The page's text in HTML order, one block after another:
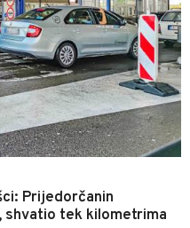
Prijedorčanin
shvatio tek kilometrima